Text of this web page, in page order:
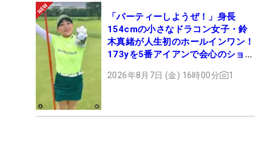
「パーティーしようぜ！」身長
154cmの小さなドラコン女子・鈴
木真緒が人生初のホールインワン！
173yを5番アイアンで会心のショッ
2026年8月7日 (金) 16時00分 1